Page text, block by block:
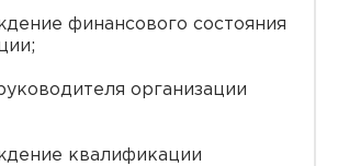
финансового состояния
организации
квалификации